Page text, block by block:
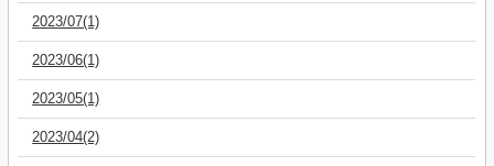
2023/07(1)
2023/06(1)
2023/05(1)
2023/04(2)